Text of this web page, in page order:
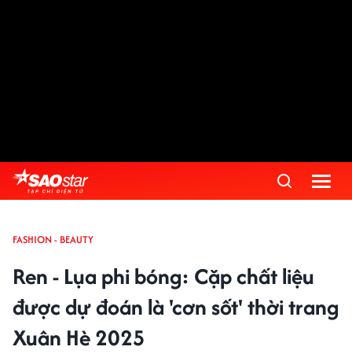
FASHION - BEAUTY
Ren - Lụa phi bóng: Cặp chất liệu
được dự đoán là 'cơn sốt' thời trang
Xuân Hè 2025